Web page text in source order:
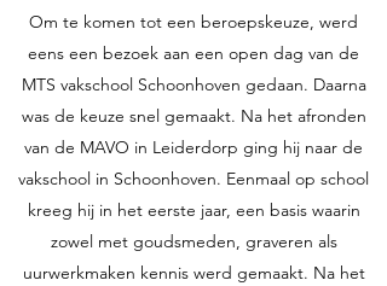
Om te komen tot een beroepskeuze, werd
eens een bezoek aan een open dag van de
MTS vakschool Schoonhoven gedaan. Daarna
was de keuze snel gemaakt. Na het afronden
van de MAVO in Leiderdorp ging hij naar de
vakschool in Schoonhoven. Eenmaal op school
kreeg hij in het eerste jaar, een basis waarin
zowel met goudsmeden, graveren als
uurwerkmaken kennis werd gemaakt. Na het